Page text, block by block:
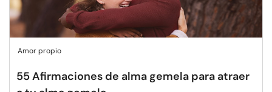
Amor propio
55 Afirmaciones de alma gemela para atraer